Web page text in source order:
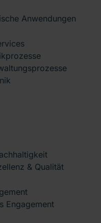
Anwendungen
& Qualität
Engagement